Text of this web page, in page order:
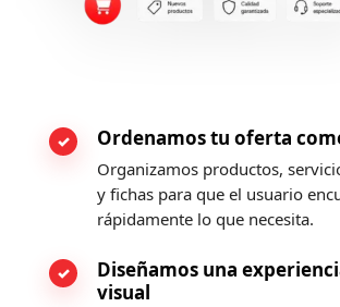
Ordenamos tu oferta
Organizamos productos,
y fichas para que el usuario
rápidamente lo que necesita.
Diseñamos una
visual